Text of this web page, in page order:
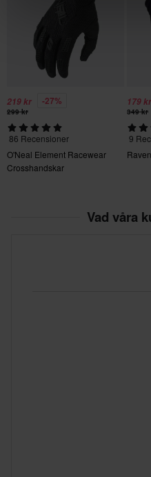
219 kr -27%
299 kr
86 Recensioner
O'Neal Element Racewear
Crosshandskar
179 kr
349 kr
9
Vad våra